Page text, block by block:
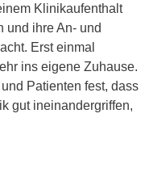
Klinikaufenthalt
und ihre An- und
Erst einmal
ins eigene Zuhause.
Patienten fest, dass
gut ineinandergriffen,